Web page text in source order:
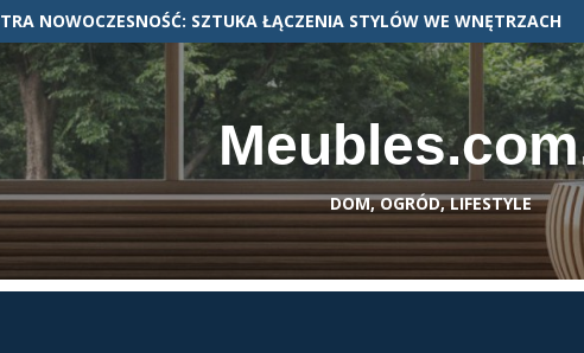
NOWOCZESNOŚĆ: SZTUKA ŁĄCZENIA STYLÓW WE WNĘTRZACH
DOM, OGRÓD, LIFESTYLE